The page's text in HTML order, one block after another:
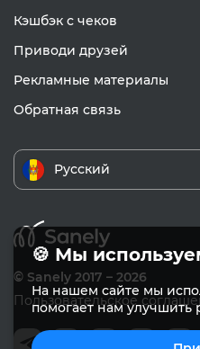
Кэшбэк с чеков
Приводи друзей
Рекламные материалы
Обратная связь
Русский
© Sanely 2017 – 2026
Пользовательское
🍪 Мы
На нашем сайте мы
помогает нам улучшить